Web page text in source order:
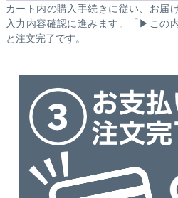
カート内の購入手続きに従い、お届
入力内容確認に進みます。「▶この
と注文完了です。